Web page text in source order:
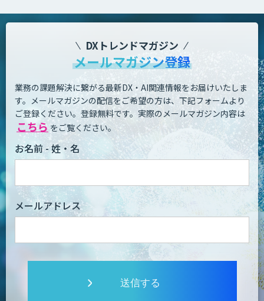
DXトレンドマガジン
メールマガジン登録
業務の課題解決に繋がる最新DX・AI関連情報をお届けいたしま
す。 メールマガジンの配信をご希望の方は、下記フォームより
ご登録ください。登録無料です。 実際のメールマガジン内容は
こちら をご覧ください。
お名前 - 姓・名
メールアドレス
送信する